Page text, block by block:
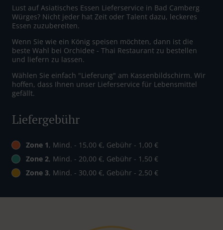
Lust auf Asiatisches Essen Lieferservice in Bad Camberg
Würges? Nicht jeder hat Zeit oder Talent dazu, leckeres
Essen zuzubereiten.
Wenn Sie wie ein König speisen möchten, dann ist die
beste Wahl bei Orchidee - Thai Restaurant zu bestellen
und liefern zu lassen.
Wählen Sie einfach "Lieferung" am Kassenbildschirm. Wir
hoffen, dass Ihnen unser Lieferservice für Lebensmittel
gefällt.
Liefergebühr
Zone 1, Mind. - 15,00 €, Gebühr - 1,00 €
Zone 2, Mind. - 20,00 €, Gebühr - 1,50 €
Zone 3, Mind. - 30,00 €, Gebühr - 2,50 €